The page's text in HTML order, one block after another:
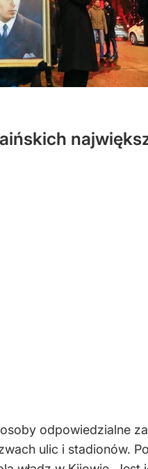
odpowiedzialne
ulic i stadionów.